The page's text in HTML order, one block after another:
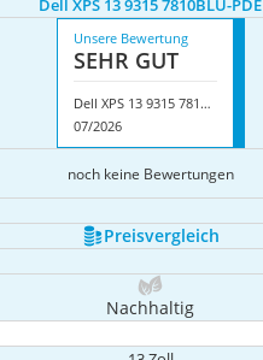
Dell XPS 13 9315 7810BLU-PDE
Unsere Bewertung
SEHR GUT
Dell XPS 13 9315 7810BLU-PDE
07/2026
noch keine Bewertungen
Preis­vergleich
Nachhaltig